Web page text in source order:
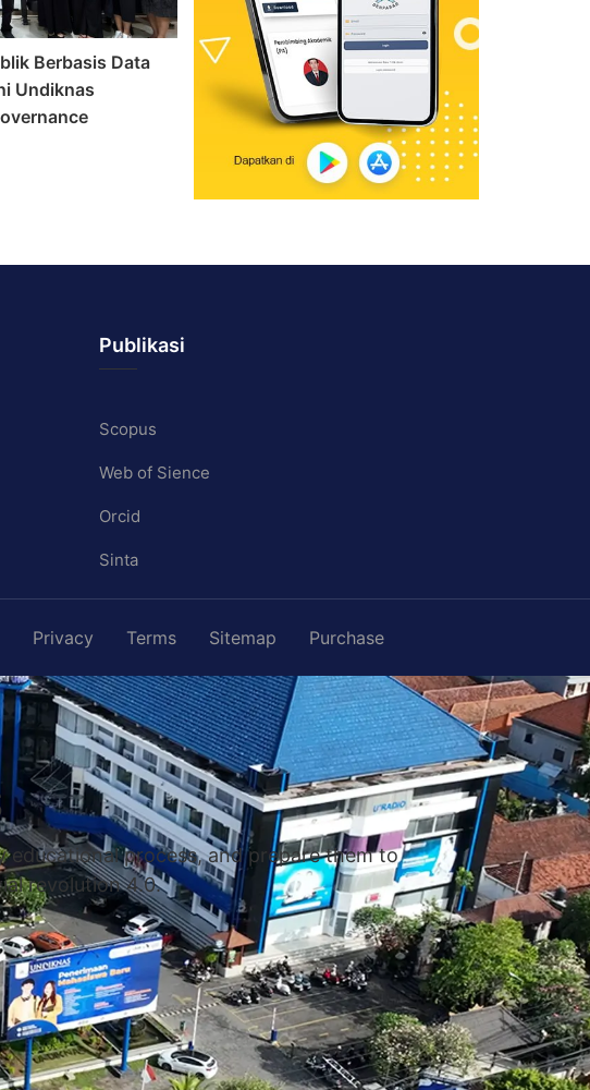
Berbasis Data
Undiknas
Publikasi
Scopus
Web of Sience
Orcid
Sinta
Privacy Terms Sitemap Purchase
process, and prepare them to
revolution 4.0.